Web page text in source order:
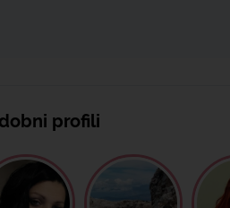
profili